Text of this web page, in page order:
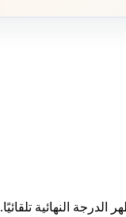
النهائية تلقائيًا.